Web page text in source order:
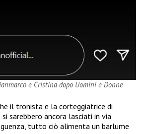
e Cristina dopo Uomini e Donne
il tronista e la corteggiatrice di
sarebbero ancora lasciati in via
tutto ciò alimenta un barlume